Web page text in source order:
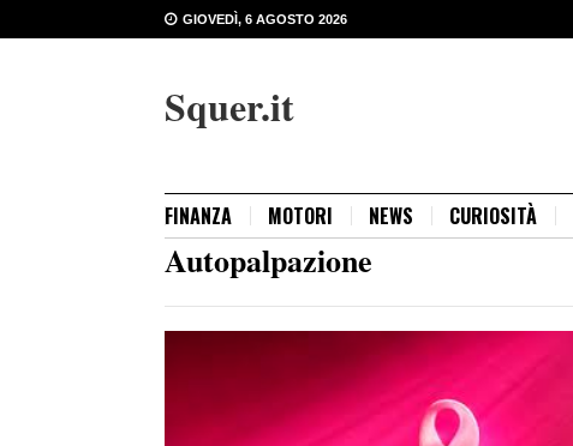
GIOVEDÌ, 6 AGOSTO 2026
Squer.it
FINANZA MOTORI NEWS CURIOSITÀ
Autopalpazione